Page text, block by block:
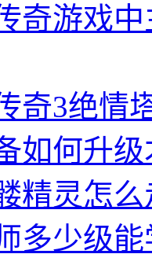
奇游戏
奇3绝情
如何升
精灵怎
多少级